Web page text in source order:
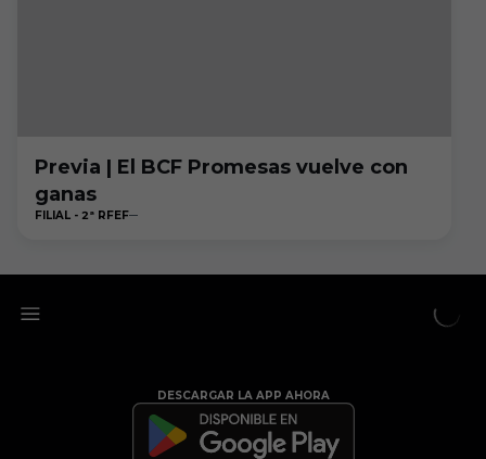
Previa | El BCF Promesas vuelve con
ganas
FILIAL - 2ª RFEF
DESCARGAR LA APP AHORA